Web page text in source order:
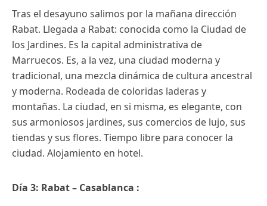
Tras el desayuno salimos por la mañana dirección
Rabat. Llegada a Rabat: conocida como la Ciudad de
los Jardines. Es la capital administrativa de
Marruecos. Es, a la vez, una ciudad moderna y
tradicional, una mezcla dinámica de cultura ancestral
y moderna. Rodeada de coloridas laderas y
montañas. La ciudad, en si misma, es elegante, con
sus armoniosos jardines, sus comercios de lujo, sus
tiendas y sus flores. Tiempo libre para conocer la
ciudad. Alojamiento en hotel.
Día 3: Rabat – Casablanca :